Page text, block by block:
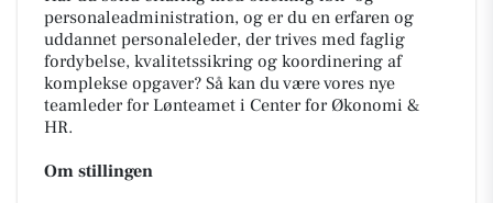
personaleadministration, og er du en erfaren og
uddannet personaleleder, der trives med faglig
fordybelse, kvalitetssikring og koordinering af
komplekse opgaver? Så kan du være vores nye
teamleder for Lønteamet i Center for Økonomi &
HR.
Om stillingen